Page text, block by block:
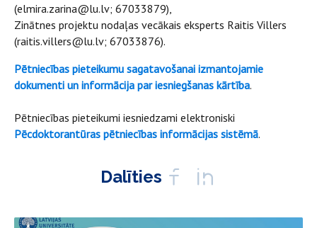
(elmira.zarina@lu.lv; 67033879),
Zinātnes projektu nodaļas vecākais eksperts Raitis Villers
(raitis.villers@lu.lv; 67033876).
Pētniecības pieteikumu sagatavošanai izmantojamie
dokumenti un informācija par iesniegšanas kārtība.
Pētniecības pieteikumi iesniedzami elektroniski
Pēcdoktorantūras pētniecības informācijas sistēmā.
Dalīties